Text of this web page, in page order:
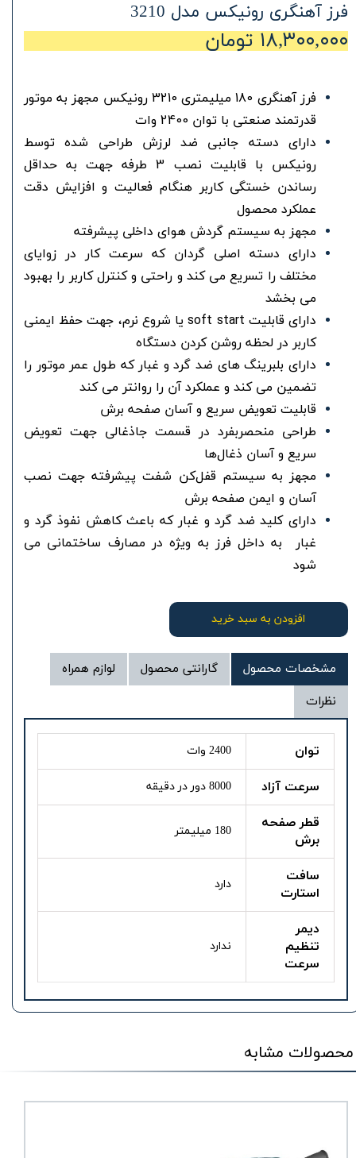
فرز آهنگری رونیکس مدل 3210
۱۸,۳۰۰,۰۰۰ تومان
فرز آهنگری 180 میلیمتری 3210 رونیکس مجهز به موتور
قدرتمند صنعتی با توان 2400 وات
دارای دسته جانبی ضد لرزش طراحی شده توسط
رونیکس با قابلیت نصب 3 طرفه جهت به حداقل
رساندن خستگی کاربر هنگام فعالیت و افزایش دقت
عملکرد محصول
مجهز به سیستم گردش هوای داخلی پیشرفته
دارای دسته اصلی گردان که سرعت کار در زوایای
مختلف را تسریع می کند و راحتی و کنترل کاربر را بهبود
می بخشد
دارای قابلیت soft start یا شروع نرم، جهت حفظ ایمنی
کاربر در لحظه روشن کردن دستگاه
دارای بلبرینگ های ضد گرد و غبار که طول عمر موتور را
تضمین می کند و عملکرد آن را روانتر می کند
قابلیت تعویض سریع و آسان صفحه برش
طراحی منحصربفرد در قسمت جاذغالی جهت تعویض
سریع و آسان ذغال‌ها
مجهز به سیستم قفل‌کن شفت پیشرفته جهت نصب
آسان و ایمن صفحه برش
دارای کلید ضد گرد و غبار که باعث کاهش نفوذ گرد و
غبار به داخل فرز به ویژه در مصارف ساختمانی می
شود
افزودن به سبد خرید
مشخصات محصول گارانتی محصول
لوازم همراه
نظرات
توان 2400 وات
سرعت آزاد 8000 دور در دقیقه
قطر صفحه
برش
180 میلیمتر
سافت
استارت
دارد
دیمر
تنظیم
سرعت
ندارد
محصولات مشابه